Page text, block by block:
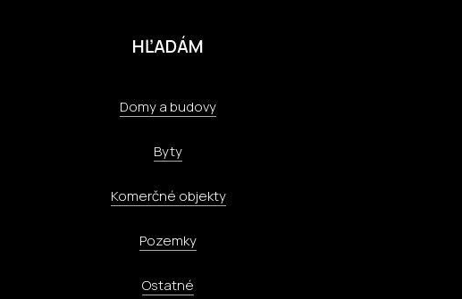
HĽADÁM
Domy a budovy
Byty
Komerčné objekty
Pozemky
Ostatné